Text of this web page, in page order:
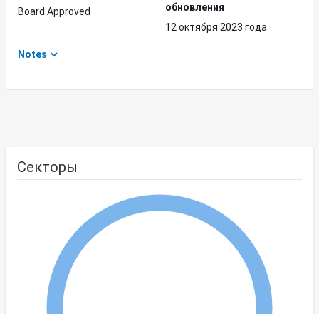
Board Approved
обновления
12 октября 2023 года
Notes
Секторы